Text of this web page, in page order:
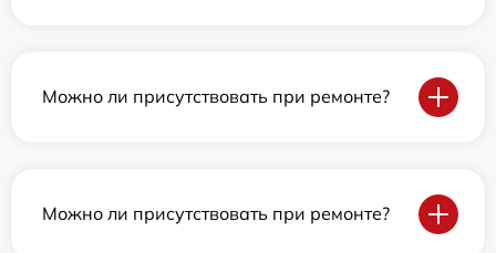
Можно ли присутствовать при ремонте?
Можно ли присутствовать при ремонте?